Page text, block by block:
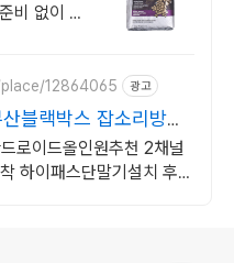
비 없이 캡
12864065 광고
블랙박스 잡소리방지
로이드올인원추천 2채널
하이패스단말기설치 후방